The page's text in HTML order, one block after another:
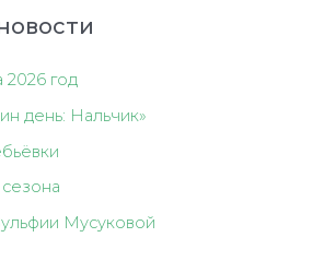
2026 год
день: Нальчик»
Мусуковой